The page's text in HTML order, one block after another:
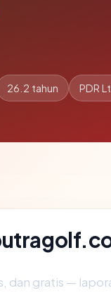
26.2 tahun PDR
dan gratis —